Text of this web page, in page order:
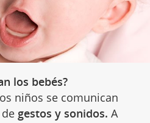
los bebés?
niños se comunican
gestos y sonidos. A